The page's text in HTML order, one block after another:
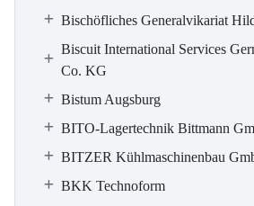
Bischöfliches Generalvikariat
Biscuit International Services
Co. KG
Bistum Augsburg
BITO-Lagertechnik Bittmann
BITZER Kühlmaschinenbau
BKK Technoform